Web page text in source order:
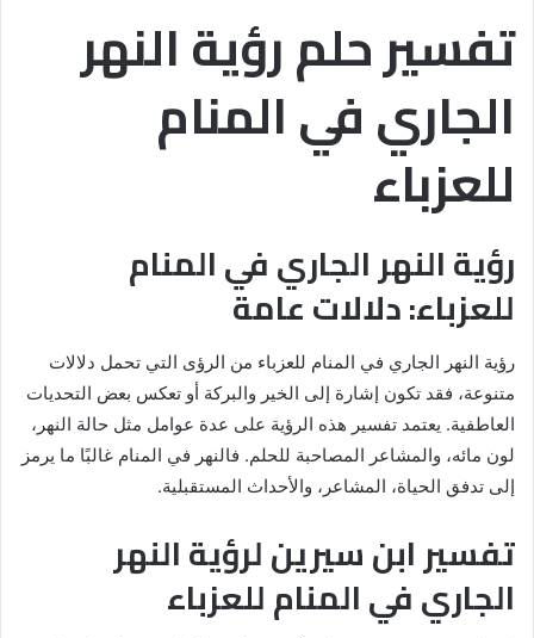
تفسير حلم رؤية النهر
الجاري في المنام
للعزباء
رؤية النهر الجاري في المنام
للعزباء: دلالات عامة
رؤية النهر الجاري في المنام للعزباء من الرؤى التي تحمل دلالات
متنوعة، فقد تكون إشارة إلى الخير والبركة أو تعكس بعض التحديات
العاطفية. يعتمد تفسير هذه الرؤية على عدة عوامل مثل حالة النهر،
لون مائه، والمشاعر المصاحبة للحلم. فالنهر في المنام غالبًا ما يرمز
إلى تدفق الحياة، المشاعر، والأحداث المستقبلية.
تفسير ابن سيرين لرؤية النهر
الجاري في المنام للعزباء